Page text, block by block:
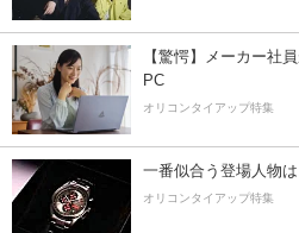
【驚愕】メーカー社
PC
オリコンタイアップ特集
一番似合う登場人物
オリコンタイアップ特集